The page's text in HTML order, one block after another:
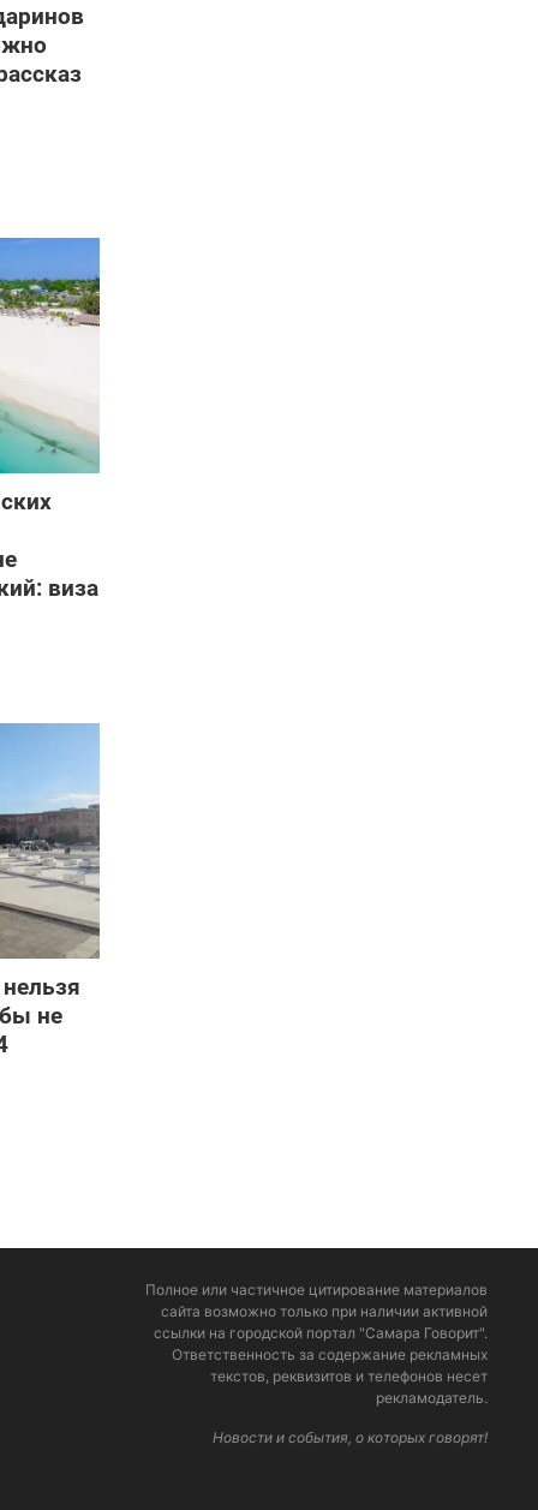
виза
не
Полное или частичное цитирование материалов
сайта возможно только при наличии активной
ссылки на городской портал "Самара Говорит".
Ответственность за содержание рекламных
текстов, реквизитов и телефонов несет
рекламодатель.
Новости и события, о которых говорят!